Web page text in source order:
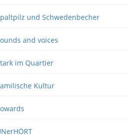
und Schwedenbecher
and voices
im Quartier
Kultur